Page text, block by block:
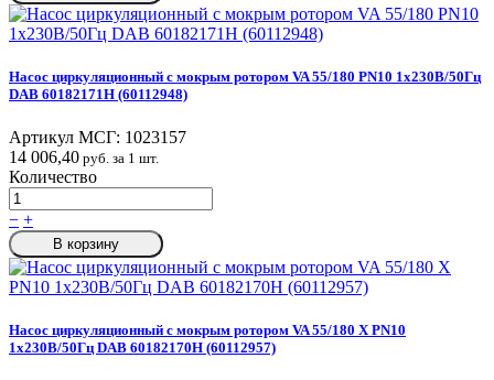
Насос циркуляционный с мокрым ротором VA 55/180 PN10 1х230В/50Гц
DAB 60182171H (60112948)
Артикул МСГ: 1023157
14 006,40 руб. за 1 шт.
Количество
− +
В корзину
Насос циркуляционный с мокрым ротором VA 55/180 X PN10
1х230В/50Гц DAB 60182170H (60112957)